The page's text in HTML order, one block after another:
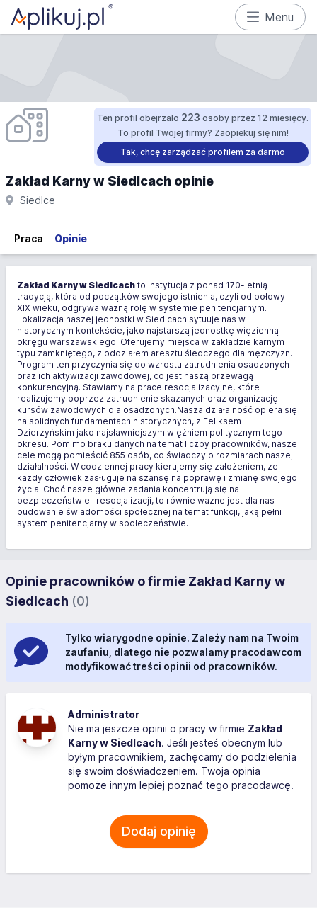
Menu
Ten profil obejrzało 223 osoby przez 12 miesięcy.
To profil Twojej firmy? Zaopiekuj się nim!
Tak, chcę zarządzać profilem za darmo
Zakład Karny w Siedlcach opinie
Siedlce
Praca Opinie
Zakład Karny w Siedlcach to instytucja z ponad 170-letnią
tradycją, która od początków swojego istnienia, czyli od połowy
XIX wieku, odgrywa ważną rolę w systemie penitencjarnym.
Lokalizacja naszej jednostki w Siedlcach sytuuje nas w
historycznym kontekście, jako najstarszą jednostkę więzienną
okręgu warszawskiego. Oferujemy miejsca w zakładzie karnym
typu zamkniętego, z oddziałem aresztu śledczego dla mężczyzn.
Program ten przyczynia się do wzrostu zatrudnienia osadzonych
oraz ich aktywizacji zawodowej, co jest naszą przewagą
konkurencyjną. Stawiamy na prace resocjalizacyjne, które
realizujemy poprzez zatrudnienie skazanych oraz organizację
kursów zawodowych dla osadzonych.Nasza działalność opiera się
na solidnych fundamentach historycznych, z Feliksem
Dzierżyńskim jako najsławniejszym więźniem politycznym tego
okresu. Pomimo braku danych na temat liczby pracowników, nasze
cele mogą pomieścić 855 osób, co świadczy o rozmiarach naszej
działalności. W codziennej pracy kierujemy się założeniem, że
każdy człowiek zasługuje na szansę na poprawę i zmianę swojego
życia. Choć nasze główne zadania koncentrują się na
bezpieczeństwie i resocjalizacji, to równie ważne jest dla nas
budowanie świadomości społecznej na temat funkcji, jaką pełni
system penitencjarny w społeczeństwie.
Opinie pracowników o firmie Zakład Karny w
Siedlcach (0)
Tylko wiarygodne opinie. Zależy nam na Twoim
zaufaniu, dlatego nie pozwalamy pracodawcom
modyfikować treści opinii od pracowników.
Administrator
Nie ma jeszcze opinii o pracy w firmie Zakład
Karny w Siedlcach. Jeśli jesteś obecnym lub
byłym pracownikiem, zachęcamy do podzielenia
się swoim doświadczeniem. Twoja opinia
pomoże innym lepiej poznać tego pracodawcę.
Dodaj opinię